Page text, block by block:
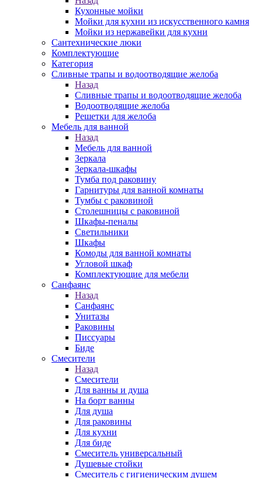
Кухонные мойки
Мойки для кухни из искусственного камня
Мойки из нержавейки для кухни
Сантехнические люки
Комплектующие
Категория
Cливные трапы и водоотводящие желоба
Назад
Cливные трапы и водоотводящие желоба
Водоотводящие желоба
Решетки для желоба
Мебель для ванной
Назад
Мебель для ванной
Зеркала
Зеркала-шкафы
Тумба под раковину
Гарнитуры для ванной комнаты
Тумбы с раковиной
Столешницы с раковиной
Шкафы-пеналы
Светильники
Шкафы
Комоды для ванной комнаты
Угловой шкаф
Комплектующие для мебели
Санфаянс
Назад
Санфаянс
Унитазы
Раковины
Писсуары
Биде
Смесители
Назад
Смесители
Для ванны и душа
На борт ванны
Для душа
Для раковины
Для кухни
Для биде
Смеситель универсальный
Душевые стойки
Смеситель с гигиеническим душем